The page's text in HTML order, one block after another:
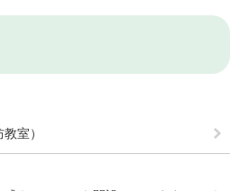
室）